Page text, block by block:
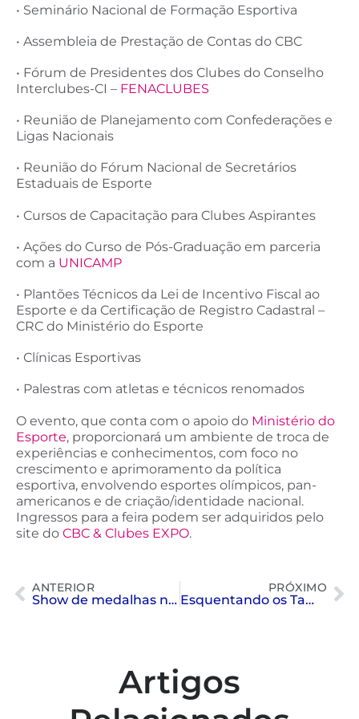
• Seminário Nacional de Formação Esportiva
• Assembleia de Prestação de Contas do CBC
• Fórum de Presidentes dos Clubes do Conselho
Interclubes-CI – FENACLUBES
• Reunião de Planejamento com Confederações e
Ligas Nacionais
• Reunião do Fórum Nacional de Secretários
Estaduais de Esporte
• Cursos de Capacitação para Clubes Aspirantes
• Ações do Curso de Pós-Graduação em parceria
com a UNICAMP
• Plantões Técnicos da Lei de Incentivo Fiscal ao
Esporte e da Certificação de Registro Cadastral –
CRC do Ministério do Esporte
• Clínicas Esportivas
• Palestras com atletas e técnicos renomados
O evento, que conta com o apoio do Ministério do
Esporte, proporcionará um ambiente de troca de
experiências e conhecimentos, com foco no
crescimento e aprimoramento da política
esportiva, envolvendo esportes olímpicos, pan-
americanos e de criação/identidade nacional.
Ingressos para a feira podem ser adquiridos pelo
site do CBC & Clubes EXPO.
ANTERIOR
Show de medalhas no Meeting
PRÓXIMO
Esquentando os Tamborins: os detalhes da folia
Artigos